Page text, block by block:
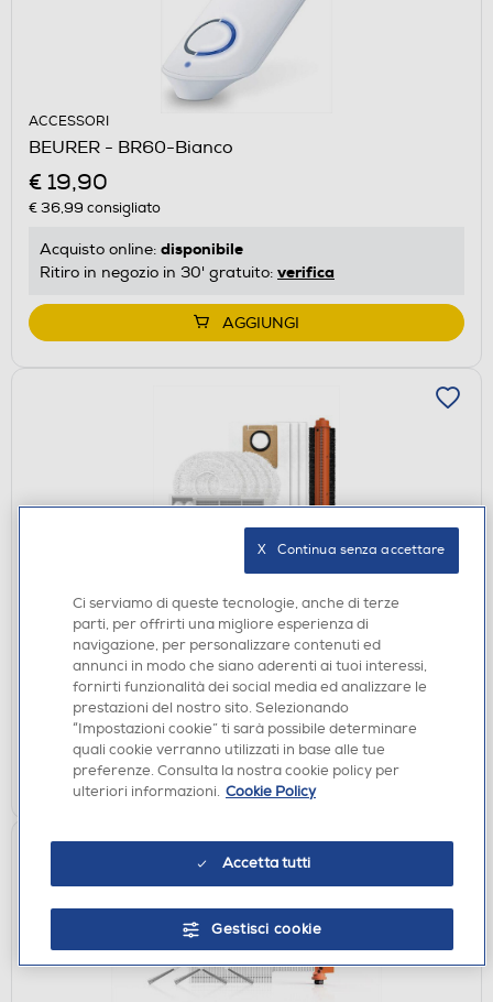
ACCESSORI
BEURER - BR60-Bianco
€ 19,90
€ 36,99 consigliato
Acquisto online: disponibile
Ritiro in negozio in 30' gratuito: verifica
AGGIUNGI
EZVIZ - KIT RICAMBI PER EZVIZ RS20 MAX-
BIANCO
DISPONIBILE SOLO IN NEGOZIO
Acquisto online:non disponibile
Ritiro in negozio in 30' gratuito:verifica
CERCA NEGOZIO
Ci serviamo di queste tecnologie, anche di terze
parti, per offrirti una migliore esperienza di
navigazione, per personalizzare contenuti ed
annunci in modo che siano aderenti ai tuoi interessi,
fornirti funzionalità dei social media ed analizzare le
prestazioni del nostro sito. Selezionando
“Impostazioni cookie” ti sarà possibile determinare
quali cookie verranno utilizzati in base alle tue
preferenze. Consulta la nostra cookie policy per
ulteriori informazioni. Cookie Policy
Accetta tutti
Gestisci cookie
X   Continua senza accettare